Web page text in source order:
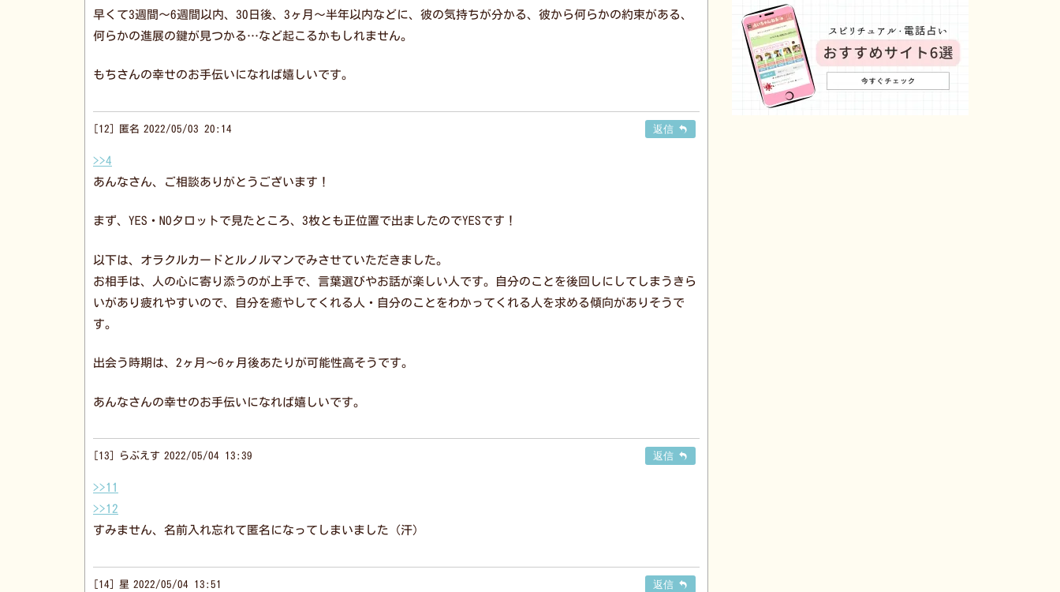
早くて3週間〜6週間以内、30日後、3ヶ月〜半年以内などに、彼の気持ちが分かる、彼から何らかの約束がある、
何らかの進展の鍵が見つかる…など起こるかもしれません。
もちさんの幸せのお手伝いになれば嬉しいです。
12 匿名 2022/05/03 20:14 返信
>>4
あんなさん、ご相談ありがとうございます！
まず、YES・NOタロットで見たところ、3枚とも正位置で出ましたのでYESです！
以下は、オラクルカードとルノルマンでみさせていただきました。
お相手は、人の心に寄り添うのが上手で、言葉選びやお話が楽しい人です。自分のことを後回しにしてしまうきら
いがあり疲れやすいので、自分を癒やしてくれる人・自分のことをわかってくれる人を求める傾向がありそうで
す。
出会う時期は、2ヶ月〜6ヶ月後あたりが可能性高そうです。
あんなさんの幸せのお手伝いになれば嬉しいです。
13 らぶえす 2022/05/04 13:39 返信
>>11
>>12
すみません、名前入れ忘れて匿名になってしまいました（汗）
14 星 2022/05/04 13:51 返信